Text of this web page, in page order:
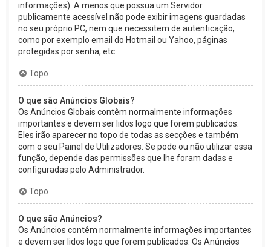
informações). A menos que possua um Servidor
publicamente acessível não pode exibir imagens guardadas
no seu próprio PC, nem que necessitem de autenticação,
como por exemplo email do Hotmail ou Yahoo, páginas
protegidas por senha, etc.
Topo
O que são Anúncios Globais?
Os Anúncios Globais contêm normalmente informações
importantes e devem ser lidos logo que forem publicados.
Eles irão aparecer no topo de todas as secções e também
com o seu Painel de Utilizadores. Se pode ou não utilizar essa
função, depende das permissões que lhe foram dadas e
configuradas pelo Administrador.
Topo
O que são Anúncios?
Os Anúncios contêm normalmente informações importantes
e devem ser lidos logo que forem publicados. Os Anúncios